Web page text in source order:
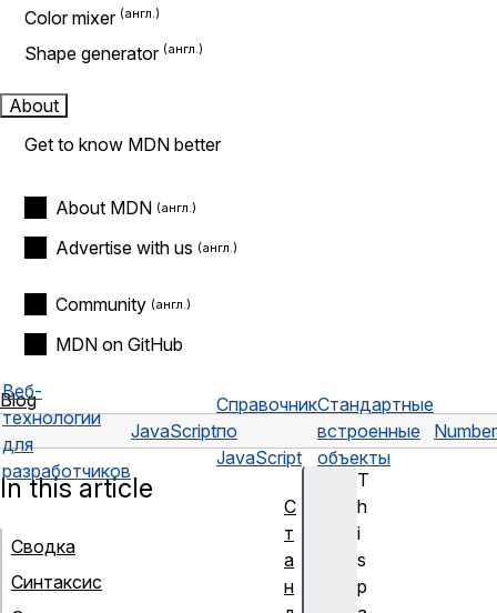
Color mixer
Shape generator
About
Get to know MDN better
About MDN
Advertise with us
Community
MDN on GitHub
Blog
Веб-
технологии
для
разработчиков
JavaScript
Справочник
по
JavaScript
Стандартные
встроенные
объекты
Number
T
h
i
s
p
In this article
Сводка
Синтаксис
С
т
а
н